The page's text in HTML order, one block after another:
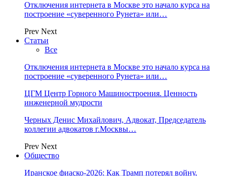
Отключения интернета в Москве это начало курса на
построение «суверенного Рунета» или…
Prev Next
Статьи
Все
Отключения интернета в Москве это начало курса на
построение «суверенного Рунета» или…
ЦГМ Центр Горного Машиностроения. Ценность
инженерной мудрости
Черных Денис Михайлович, Адвокат, Председатель
коллегии адвокатов г.Москвы…
Prev Next
Общество
Иранское фиаско-2026: Как Трамп потерял войну,